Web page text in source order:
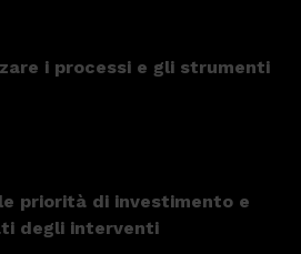
i processi e gli strumenti
priorità di investimento e
degli interventi